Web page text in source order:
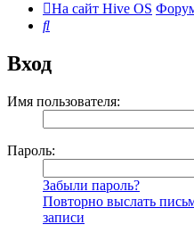
На сайт Hive OS
Поиск
Вход
Имя пользователя:
Пароль:
Забыли пароль?
Повторно выслать
записи